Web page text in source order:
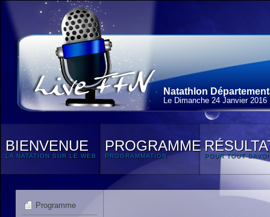
Natathlon
Le Dimanche 24 Janvier 2016
BIENVENUE
LA NATATION SUR LE WEB
PROGRAMME
PROGRAMMATION POUR TOUT
Programme